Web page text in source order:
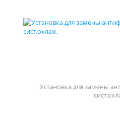
Установка для замены